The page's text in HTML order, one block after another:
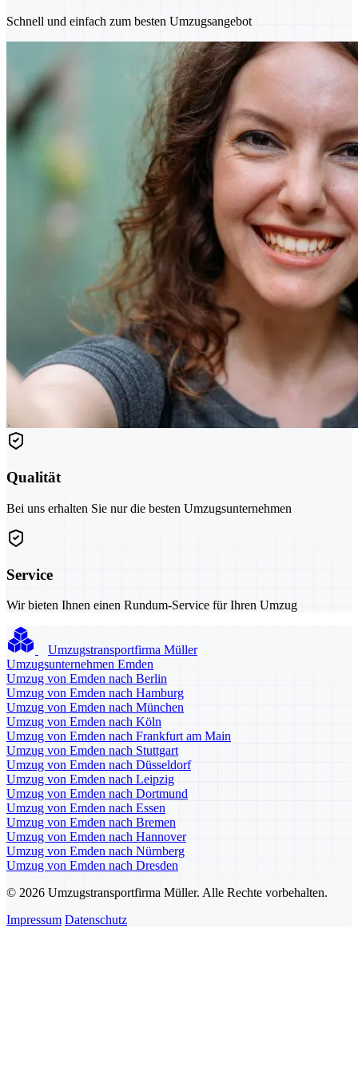
Schnell und einfach zum besten Umzugsangebot
Qualität
Bei uns erhalten Sie nur die besten Umzugsunternehmen
Service
Wir bieten Ihnen einen Rundum-Service für Ihren Umzug
Umzugstransportfirma Müller
Umzugsunternehmen Emden
Umzug von Emden nach Berlin
Umzug von Emden nach Hamburg
Umzug von Emden nach München
Umzug von Emden nach Köln
Umzug von Emden nach Frankfurt am Main
Umzug von Emden nach Stuttgart
Umzug von Emden nach Düsseldorf
Umzug von Emden nach Leipzig
Umzug von Emden nach Dortmund
Umzug von Emden nach Essen
Umzug von Emden nach Bremen
Umzug von Emden nach Hannover
Umzug von Emden nach Nürnberg
Umzug von Emden nach Dresden
© 2026 Umzugstransportfirma Müller. Alle Rechte vorbehalten.
Impressum Datenschutz